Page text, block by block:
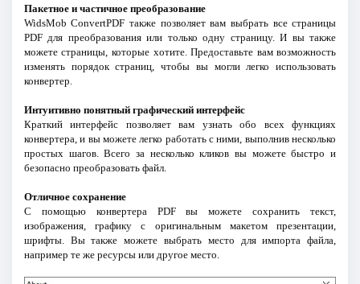
Пакетное и частичное преобразование
WidsMob ConvertPDF также позволяет вам выбрать все страницы
PDF для преобразования или только одну страницу. И вы также
можете страницы, которые хотите. Предоставьте вам возможность
изменять порядок страниц, чтобы вы могли легко использовать
конвертер.
Интуитивно понятный графический интерфейс
Краткий интерфейс позволяет вам узнать обо всех функциях
конвертера, и вы можете легко работать с ними, выполнив несколько
простых шагов. Всего за несколько кликов вы можете быстро и
безопасно преобразовать файл.
Отличное сохранение
С помощью конвертера PDF вы можете сохранить текст,
изображения, графику с оригинальным макетом презентации,
шрифты. Вы также можете выбрать место для импорта файла,
например те же ресурсы или другое место.